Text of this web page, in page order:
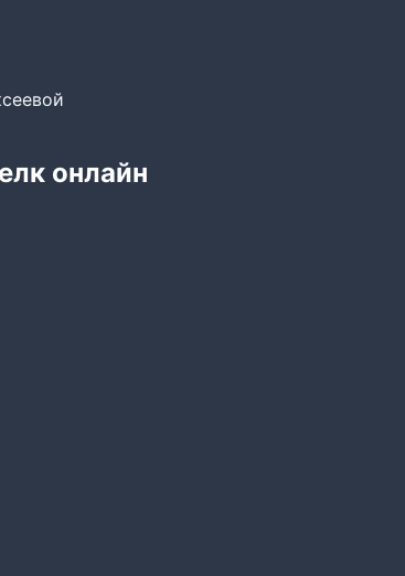
онлайн